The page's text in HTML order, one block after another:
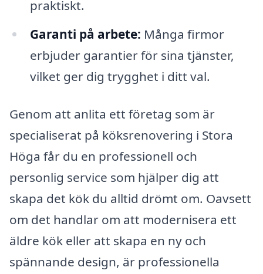
praktiskt.
Garanti på arbete: Många firmor
erbjuder garantier för sina tjänster,
vilket ger dig trygghet i ditt val.
Genom att anlita ett företag som är
specialiserat på köksrenovering i Stora
Höga får du en professionell och
personlig service som hjälper dig att
skapa det kök du alltid drömt om. Oavsett
om det handlar om att modernisera ett
äldre kök eller att skapa en ny och
spännande design, är professionella